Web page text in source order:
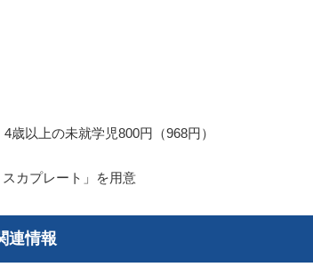
歳以上の未就学児800円（968円）
カプレート」を用意
連情報